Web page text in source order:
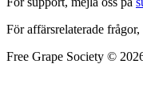
För affärsrelaterade frågor,
Free Grape Society ©